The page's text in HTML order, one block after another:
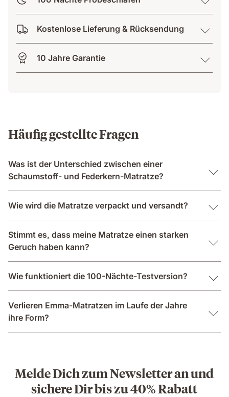
Kostenlose Lieferung & Rücksendung
10 Jahre Garantie
Häufig gestellte Fragen
Was ist der Unterschied zwischen einer
Schaumstoff- und Federkern-Matratze?
Wie wird die Matratze verpackt und versandt?
Stimmt es, dass meine Matratze einen starken
Geruch haben kann?
Wie funktioniert die 100-Nächte-Testversion?
Verlieren Emma-Matratzen im Laufe der Jahre
ihre Form?
Melde Dich zum Newsletter an und
sichere Dir bis zu 40% Rabatt